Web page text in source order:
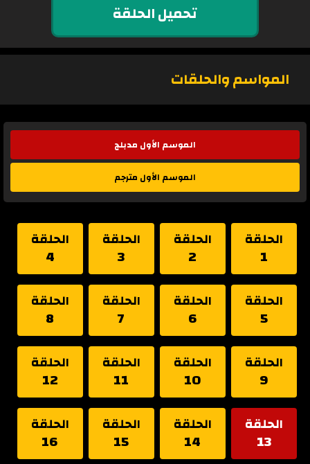
تحميل الحلقة
المواسم والحلقات
الموسم الأول مدبلج
الموسم الأول مترجم
الحلقة
1
الحلقة
2
الحلقة
3
الحلقة
4
الحلقة
5
الحلقة
6
الحلقة
7
الحلقة
8
الحلقة
9
الحلقة
10
الحلقة
11
الحلقة
12
الحلقة
13
الحلقة
14
الحلقة
15
الحلقة
16